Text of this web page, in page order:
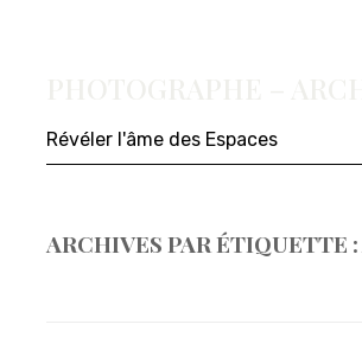
Révéler l'âme des Espaces
ARCHIVES PAR ÉTIQUETTE :